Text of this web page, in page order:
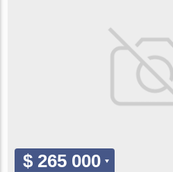
$ 265 000